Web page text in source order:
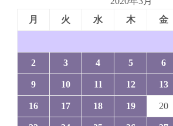
月
火 水 木 金
2 3 4 5 6
9 10 11 12 13
16 17 18 19 20